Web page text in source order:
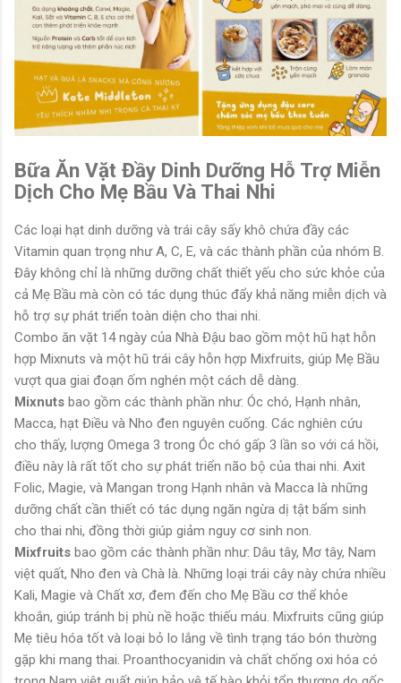
Bữa Ăn Vặt Đầy Dinh Dưỡng Hỗ Trợ Miễn
Dịch Cho Mẹ Bầu Và Thai Nhi
Các loại hạt dinh dưỡng và trái cây sấy khô chứa đầy các
Vitamin quan trọng như A, C, E, và các thành phần của nhóm B.
Đây không chỉ là những dưỡng chất thiết yếu cho sức khỏe của
cả Mẹ Bầu mà còn có tác dụng thúc đẩy khả năng miễn dịch và
hỗ trợ sự phát triển toàn diện cho thai nhi.
Combo ăn vặt 14 ngày của Nhà Đậu bao gồm một hũ hạt hỗn
hợp Mixnuts và một hũ trái cây hỗn hợp Mixfruits, giúp Mẹ Bầu
vượt qua giai đoạn ốm nghén một cách dễ dàng.
Mixnuts bao gồm các thành phần như: Óc chó, Hạnh nhân,
Macca, hạt Điều và Nho đen nguyên cuống. Các nghiên cứu
cho thấy, lượng Omega 3 trong Óc chó gấp 3 lần so với cá hồi,
điều này là rất tốt cho sự phát triển não bộ của thai nhi. Axit
Folic, Magie, và Mangan trong Hạnh nhân và Macca là những
dưỡng chất cần thiết có tác dụng ngăn ngừa dị tật bẩm sinh
cho thai nhi, đồng thời giúp giảm nguy cơ sinh non.
Mixfruits bao gồm các thành phần như: Dâu tây, Mơ tây, Nam
việt quất, Nho đen và Chà là. Những loại trái cây này chứa nhiều
Kali, Magie và Chất xơ, đem đến cho Mẹ Bầu cơ thể khỏe
khoắn, giúp tránh bị phù nề hoặc thiếu máu. Mixfruits cũng giúp
Mẹ tiêu hóa tốt và loại bỏ lo lắng về tình trạng táo bón thường
gặp khi mang thai. Proanthocyanidin và chất chống oxi hóa có